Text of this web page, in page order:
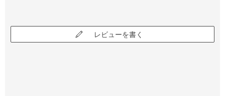
レビューを書く